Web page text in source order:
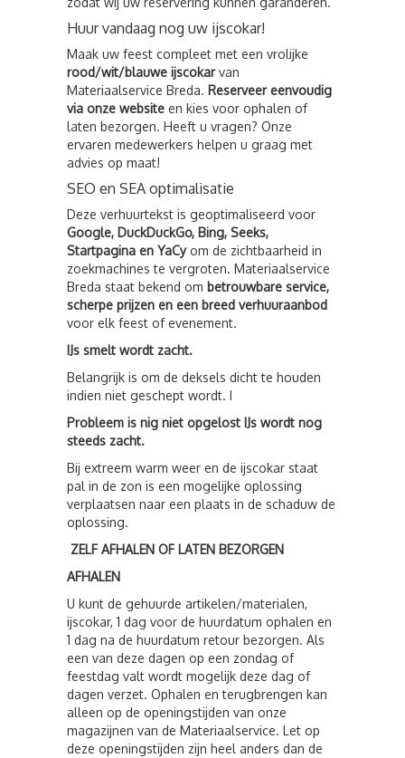
Huur vandaag nog uw ijscokar!
Maak uw feest compleet met een vrolijke
rood/wit/blauwe ijscokarvan
Materiaalservice Breda. Reserveer eenvoudig
via onze website en kies voor ophalen of
laten bezorgen. Heeft u vragen? Onze
ervaren medewerkers helpen u graag met
advies op maat!
SEO en SEA optimalisatie
Deze verhuurtekst is geoptimaliseerd voor
Google, DuckDuckGo, Bing, Seeks,
Startpagina en YaCyom de zichtbaarheid in
zoekmachines te vergroten. Materiaalservice
Breda staat bekend om betrouwbare service,
scherpe prijzen en een breed verhuuraanbod
voor elk feest of evenement.
IJs smelt wordt zacht.
Belangrijk is om de deksels dicht te houden
indien niet geschept wordt. I
Probleem is nig niet opgelost IJs wordt nog
steeds zacht.
Bij extreem warm weer en de ijscokar staat
pal in de zon is een mogelijke oplossing
verplaatsen naar een plaats in de schaduw de
oplossing.
ZELF AFHALEN OF LATEN BEZORGEN
AFHALEN
U kunt de gehuurde artikelen/materialen,
ijscokar, 1 dag voor de huurdatum ophalen en
1 dag na de huurdatum retour bezorgen. Als
een van deze dagen op een zondag of
feestdag valt wordt mogelijk deze dag of
dagen verzet. Ophalen en terugbrengen kan
alleen op de openingstijden van onze
magazijnen van de Materiaalservice. Let op
deze openingstijden zijn heel anders dan de